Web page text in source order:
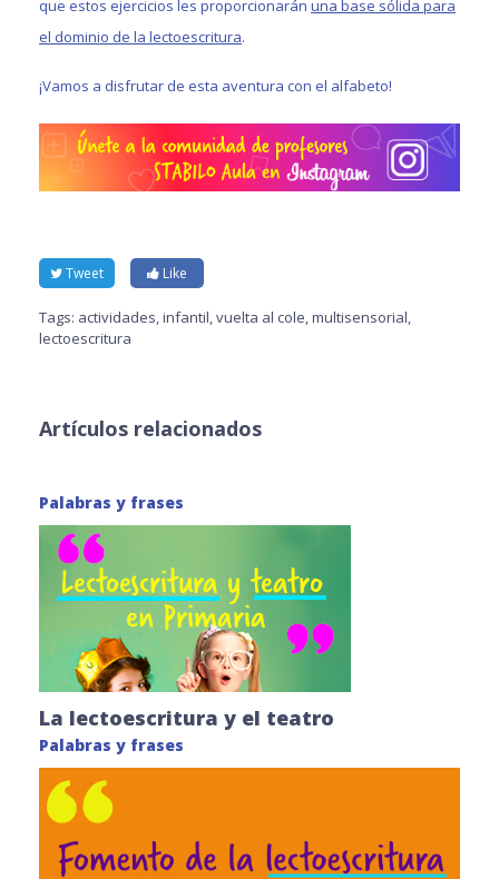
que estos ejercicios les proporcionarán una base sólida para
el dominio de la lectoescritura.
¡Vamos a disfrutar de esta aventura con el alfabeto!
Tweet Like
Tags: actividades,infantil,vuelta al cole,multisensorial,
lectoescritura
Artículos relacionados
Palabras y frases
La lectoescritura y el teatro
Palabras y frases